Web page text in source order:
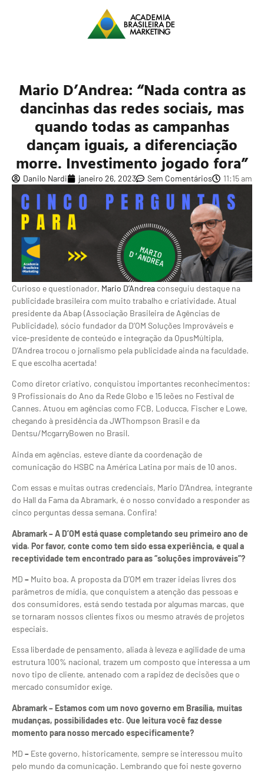
Mario D’Andrea: “Nada contra as
dancinhas das redes sociais, mas
quando todas as campanhas
dançam iguais, a diferenciação
morre. Investimento jogado fora”
Danilo Nardi janeiro 26, 2023 Sem Comentários 11:15 am
Curioso e questionador, Mario D’Andrea conseguiu destaque na
publicidade brasileira com muito trabalho e criatividade. Atual
presidente da Abap (Associação Brasileira de Agências de
Publicidade), sócio fundador da D’OM Soluções Improváveis e
vice-presidente de conteúdo e integração da OpusMúltipla,
D’Andrea trocou o jornalismo pela publicidade ainda na faculdade.
E que escolha acertada!
Como diretor criativo, conquistou importantes reconhecimentos:
9 Profissionais do Ano da Rede Globo e 15 leões no Festival de
Cannes. Atuou em agências como FCB, Loducca, Fischer e Lowe,
chegando à presidência da JWThompson Brasil e da
Dentsu/McgarryBowen no Brasil.
Ainda em agências, esteve diante da coordenação de
comunicação do HSBC na América Latina por mais de 10 anos.
Com essas e muitas outras credenciais, Mario D’Andrea, integrante
do Hall da Fama da Abramark, é o nosso convidado a responder as
cinco perguntas dessa semana. Confira!
Abramark –A D’OM está quase completando seu primeiro ano de
vida. Por favor, conte como tem sido essa experiência, e qual a
receptividade tem encontrado para as “soluções improváveis”?
MD – Muito boa. A proposta da D’OM em trazer ideias livres dos
parâmetros de mídia, que conquistem a atenção das pessoas e
dos consumidores, está sendo testada por algumas marcas, que
se tornaram nossos clientes fixos ou mesmo através de projetos
especiais.
Essa liberdade de pensamento, aliada à leveza e agilidade de uma
estrutura 100% nacional, trazem um composto que interessa a um
novo tipo de cliente, antenado com a rapidez de decisões que o
mercado consumidor exige.
Abramark – Estamos com um novo governo em Brasília, muitas
mudanças, possibilidades etc. Que leitura você faz desse
momento para nosso mercado especificamente?
MD – Este governo, historicamente, sempre se interessou muito
pelo mundo da comunicação. Lembrando que foi neste governo